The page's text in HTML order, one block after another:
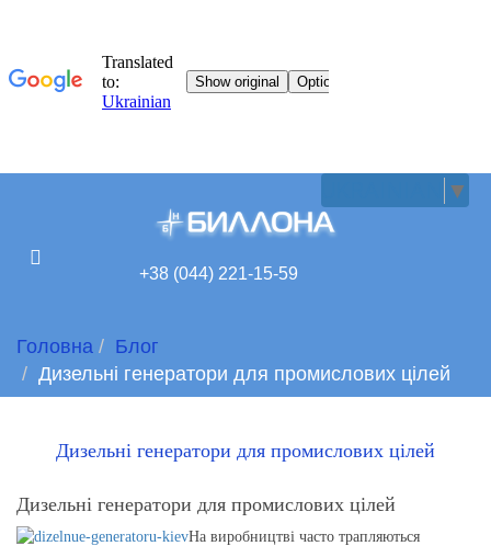
▼
+38 (044) 221-15-59
Головна
Блог
Дизельні генератори для промислових цілей
Дизельні генератори для промислових цілей
Дизельні генератори для промислових цілей
На виробництві часто трапляються